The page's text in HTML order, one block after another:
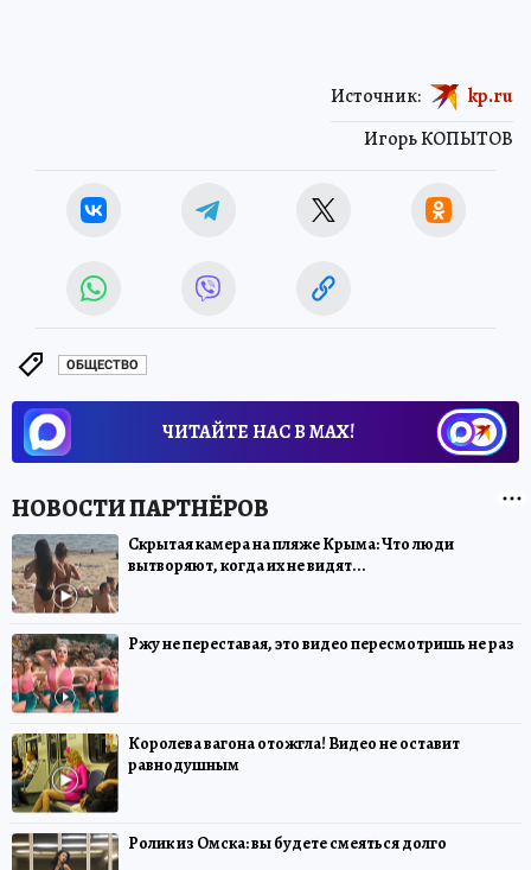
Игорь КОПЫТОВ
Источник: kp.ru
ОБЩЕСТВО
ЧИТАЙТЕ НАС В МАХ!
Скрытая камера на пляже Крыма: Что люди
вытворяют, когда их не видят...
Ржу не переставая, это видео пересмотришь не раз
Королева вагона отожгла! Видео не оставит
равнодушным
Ролик из Омска: вы будете смеяться долго